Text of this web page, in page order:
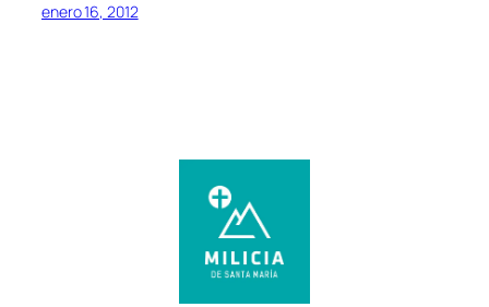
enero 16, 2012